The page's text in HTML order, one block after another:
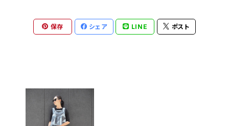
保存 シェア LINE ポスト